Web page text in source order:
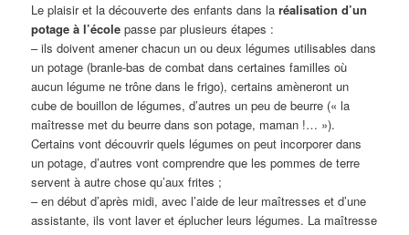
Le plaisir et la découverte des enfants dans laréalisation d’un
potage à l’école passe par plusieurs étapes :
– ils doivent amener chacun un ou deux légumes utilisables dans
un potage (branle-bas de combat dans certaines familles où
aucun légume ne trône dans le frigo), certains amèneront un
cube de bouillon de légumes, d’autres un peu de beurre (« la
maîtresse met du beurre dans son potage, maman !… »).
Certains vont découvrir quels légumes on peut incorporer dans
un potage, d’autres vont comprendre que les pommes de terre
servent à autre chose qu’aux frites ;
– en début d’après midi, avec l’aide de leur maîtresses et d’une
assistante, ils vont laver et éplucher leurs légumes. La maîtresse